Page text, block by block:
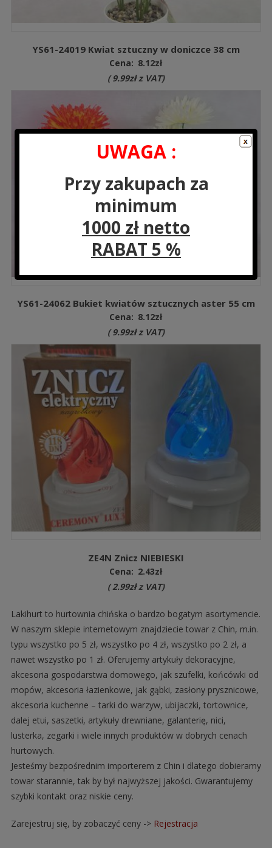
YS61-24019 Kwiat sztuczny w doniczce 38 cm
Cena: 8.12zł
( 9.99złz VAT)
YS61-24062 Bukiet kwiatów sztucznych aster 55 cm
Cena: 8.12zł
( 9.99złz VAT)
ZE4N Znicz NIEBIESKI
Cena: 2.43zł
(2.99złz VAT)
Lakihurt to hurtownia chińska o bardzo bogatym asortymencie.
W naszym sklepie internetowym znajdziecie towar z Chin, m.in.
typu wszystko po 5 zł, wszystko po 4 zł, wszystko po 2 zł, a
nawet wszystko po 1 zł. Oferujemy artykuły dekoracyjne,
akcesoria gospodarstwa domowego, jak szufelki, końcówki od
mopów, akcesoria łazienkowe, jak gąbki, zasłony prysznicowe,
akcesoria kuchenne – tarki do warzyw, ubijaczki, tortownice,
dalej etui, saszetki, artykuły drewniane, galanterię, nici,
lusterka, zegarki i wiele innych produktów w dobrych cenach
hurtowych.
Jesteśmy bezpośrednim importerem z Chin i dlatego dobieramy
towar starannie, tak by był najwyższej jakości. Gwarantujemy
szybki kontakt oraz niskie ceny.
Zarejestruj się, by zobaczyć ceny -> Rejestracja
UWAGA :
Przy zakupach za
minimum
1000 zł netto
RABAT 5 %